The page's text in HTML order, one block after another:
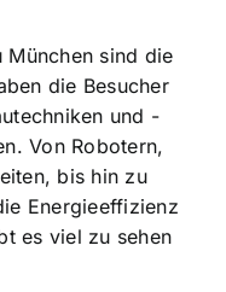
München sind die
die Besucher
und -
Von Robotern,
bis hin zu
Energieeffizienz
es viel zu sehen